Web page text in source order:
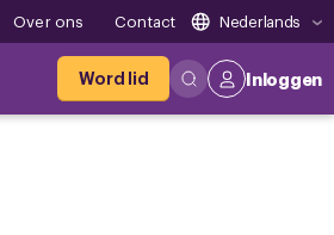
Over ons Contact Nederlands
Word lid Inloggen